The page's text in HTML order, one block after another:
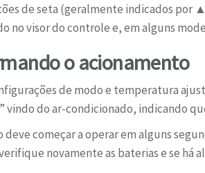
de seta (geralmente indicados por
no visor do controle e, em alguns
o acionamento
de modo e temperatura
vindo do ar-condicionado, indicando
deve começar a operar em alguns
novamente as baterias e se